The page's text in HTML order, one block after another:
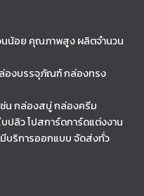
นน้อย คุณภาพสูง ผลิตจำนวน
องบรรจุภัณฑ์ กล่องทรง
ช่น กล่องสบู่ กล่องครีม
ปลิว โปสการ์ดการ์ดแต่งงาน
บริการออกแบบ จัดส่งทั่ว